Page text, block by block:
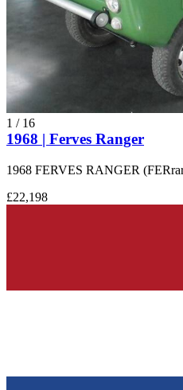
1 / 16
1968 | Ferves Ranger
1968 FERVES RANGER
£22,198